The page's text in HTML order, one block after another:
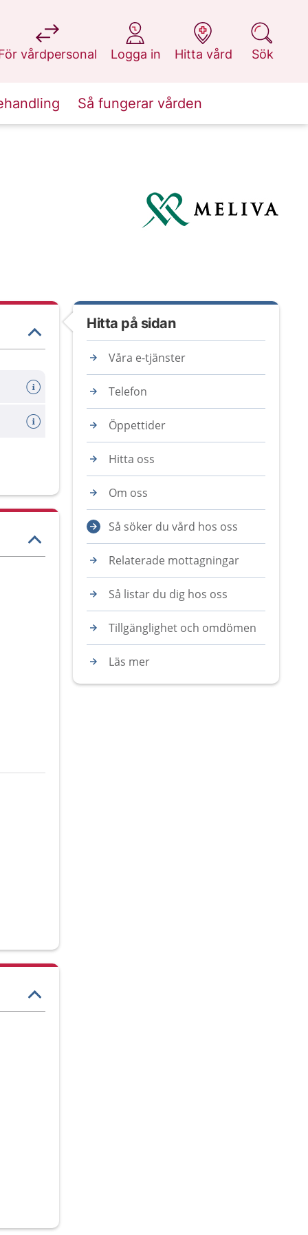
vårdpersonal
på 1177.se
Logga in
på 1177.se
Hitta vård
på 1177.se
Sök
på 1177.se
Så fungerar vården
Hitta på sidan
Våra e-tjänster
Telefon
Öppettider
Hitta oss
Om oss
Så söker du vård hos oss
Relaterade mottagningar
Så listar du dig hos oss
Tillgänglighet och omdömen
Läs mer